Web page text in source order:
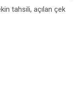
tahsili, açılan çek